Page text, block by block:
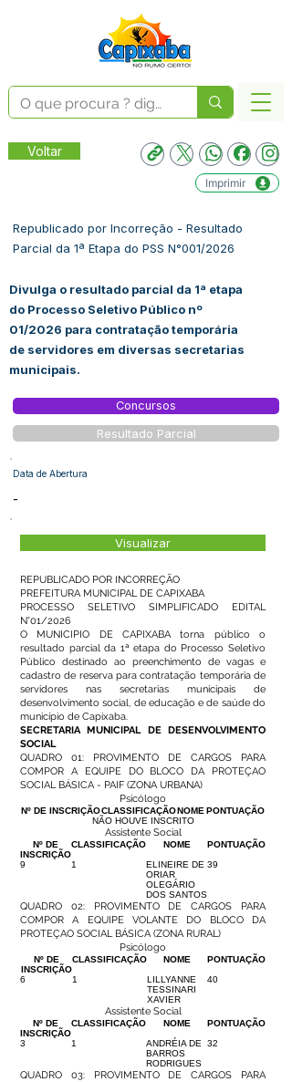
Voltar
Imprimir
Republicado por Incorreção - Resultado
Parcial da 1ª Etapa do PSS N°001/2026
Divulga o resultado parcial da 1ª etapa
do Processo Seletivo Público nº
01/2026 para contratação temporária
de servidores em diversas secretarias
municipais.
Concursos
Resultado Parcial
Data de Abertura
-
Visualizar
REPUBLICADO POR INCORREÇÃO
PREFEITURA MUNICIPAL DE CAPIXABA
PROCESSO SELETIVO SIMPLIFICADO EDITAL
N°01/2026
O MUNICIPIO DE CAPIXABA torna público o
resultado parcial da 1ª etapa do Processo Seletivo
Público destinado ao preenchimento de vagas e
cadastro de reserva para contratação temporária de
servidores nas secretarias municipais de
desenvolvimento social, de educação e de saúde do
município de Capixaba.
SECRETARIA MUNICIPAL DE DESENVOLVIMENTO
SOCIAL
QUADRO 01: PROVIMENTO DE CARGOS PARA
COMPOR A EQUIPE DO BLOCO DA PROTEÇAO
SOCIAL BÁSICA - PAIF (ZONA URBANA)
Psicólogo
Nº DE INSCRIÇÃOCLASSIFICAÇÃONOME PONTUAÇÃO
NÃO HOUVE INSCRITO
Assistente Social
Nº DE
INSCRIÇÃO
CLASSIFICAÇÃO NOME
PONTUAÇÃO
9
1
ELINEIRE DE
ORIAR
OLEGÁRIO
DOS SANTOS
39
QUADRO 02: PROVIMENTO DE CARGOS PARA
COMPOR A EQUIPE VOLANTE DO BLOCO DA
PROTEÇAO SOCIAL BÁSICA (ZONA RURAL)
Psicólogo
Nº DE
INSCRIÇÃO
CLASSIFICAÇÃO NOME
PONTUAÇÃO
6
1
LILLYANNE
TESSINARI
XAVIER
40
Assistente Social
Nº DE
INSCRIÇÃO
CLASSIFICAÇÃO NOME
PONTUAÇÃO
3
1
ANDRÉIA DE
BARROS
RODRIGUES
32
QUADRO 03: PROVIMENTO DE CARGOS PARA